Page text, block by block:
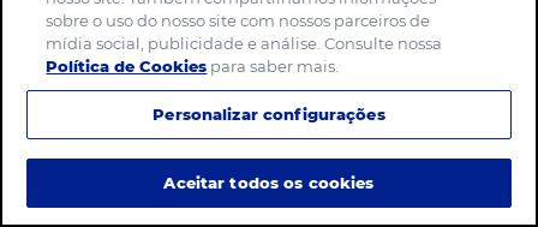
sobre o uso do nosso site com nossos parceiros de
mídia social, publicidade e análise. Consulte nossa
Política de Cookies para saber mais.
Personalizar configurações
Aceitar todos os cookies